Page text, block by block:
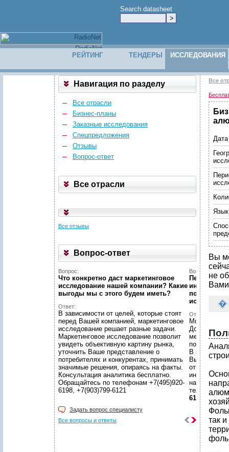
Search datasheet
РЕЙТИНГ ТЕНДЕРЫ ИССЛЕДОВАНИЯ
Навигация по разделу
Все отрасли
Бизнес-планы
Заказные исследования
Спецпредложения
Отзывы
Вопрос-ответ
Все отрасли
Все отзывы
Вопрос-ответ
Вопрос:
Что конкретно даст маркетинговое
исследование нашей компании? Какие
выгоды мы c этого будем иметь?
Ответ:
В зависимости от целей, которые стоят
перед Вашей компанией, маркетинговое
исследование решает разные задачи.
Маркетинговое исследование позволит
увидеть объективную картину рынка,
уточнить Ваше представление о
потребителях и конкурентах, принимать
значимые решения, опираясь на факты.
Консультация аналитика бесплатно.
Обращайтесь по телефонам +7(495)920-
6198, +7(903)799-6121
Вопрос:
Первый раз
интернет...
Ответ:
Можно! Мы
менеджером
подготовят
В нашем
Вы сможете
находится
телефонам
6121
Задать вопрос специалисту
Все вопросы и ответы
Все
Вы
не
так